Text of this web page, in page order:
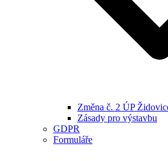
Změna č. 2 ÚP
Zásady pro výstavbu
GDPR
Formuláře